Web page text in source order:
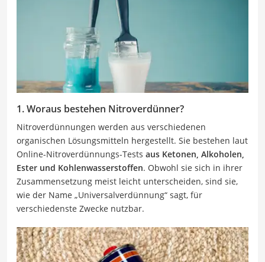
1. Woraus bestehen Nitroverdünner?
Nitroverdünnungen werden aus verschiedenen
organischen Lösungsmitteln hergestellt. Sie bestehen laut
Online-Nitroverdünnungs-Tests aus Ketonen, Alkoholen,
Ester und Kohlenwasserstoffen. Obwohl sie sich in ihrer
Zusammensetzung meist leicht unterscheiden, sind sie,
wie der Name „Universalverdünnung“ sagt, für
verschiedenste Zwecke nutzbar.